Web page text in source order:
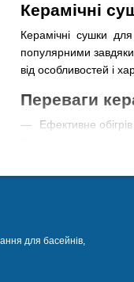
Керамічні
Керамічні сушки
популярними завдяки
від особливостей і
Переваги
Ефективне
Пристрої
Регульована
Моделі, оснащені
для басейнів,